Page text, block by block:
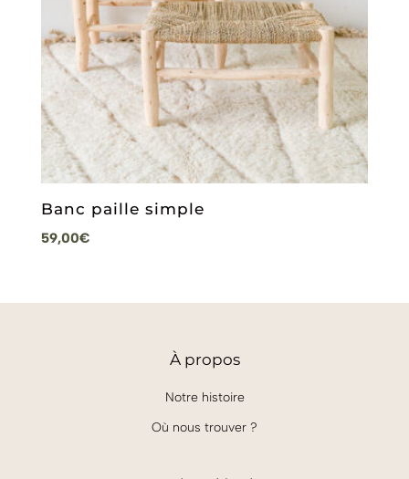
Banc paille simple
59,00€
Àpropos
Notre histoire
Où nous trouver ?